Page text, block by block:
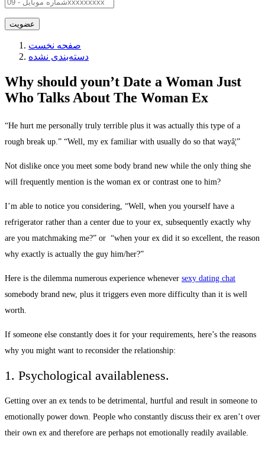
صفحه نخست
دسته‌بندی نشده
Why should youn’t Date a Woman Just
Who Talks About The Woman Ex
“He hurt me personally truly terrible plus it was actually this type of a
rough break up.” “Well, my ex familiar with usually do so that wayâ¦”
Not dislike once you meet some body brand new while the only thing she
will frequently mention is the woman ex or contrast one to him?
I’m able to notice you considering, “Well, when you yourself have a
refrigerator rather than a center due to your ex, subsequently exactly why
are you matchmaking me?” or “when your ex did it so excellent, the reason
why exactly is actually the guy him/her?”
Here is the dilemma numerous experience whenever sexy dating chat
somebody brand new, plus it triggers even more difficulty than it is well
worth.
If someone else constantly does it for your requirements, here’s the reasons
why you might want to reconsider the relationship:
1. Psychological availableness.
Getting over an ex tends to be detrimental, hurtful and result in someone to
emotionally power down. People who constantly discuss their ex aren’t over
their own ex and therefore are perhaps not emotionally readily available.